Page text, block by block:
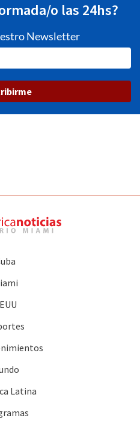
o las 24hs?
Newsletter
Latina